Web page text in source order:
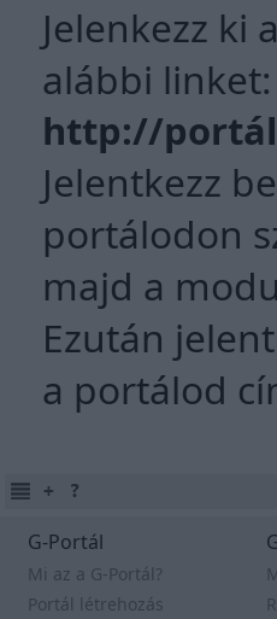
Jelenkezz
alábbi linket:
http://
Jelentkezz
portálodon
majd a
Ezután
a portálod
G-Portál
Mi az a G-Portál?
Portál létrehozás